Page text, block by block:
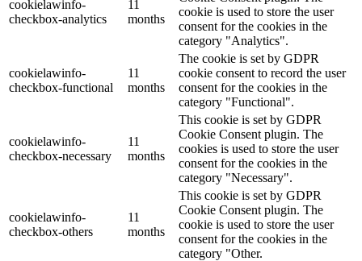
cookielawinfo-
checkbox-analytics
11
months
cookie is used to store the user
consent for the cookies in the
category "Analytics".
cookielawinfo-
checkbox-functional
11
months
The cookie is set by GDPR
cookie consent to record the user
consent for the cookies in the
category "Functional".
cookielawinfo-
checkbox-necessary
11
months
This cookie is set by GDPR
Cookie Consent plugin. The
cookies is used to store the user
consent for the cookies in the
category "Necessary".
cookielawinfo-
checkbox-others
11
months
This cookie is set by GDPR
Cookie Consent plugin. The
cookie is used to store the user
consent for the cookies in the
category "Other.